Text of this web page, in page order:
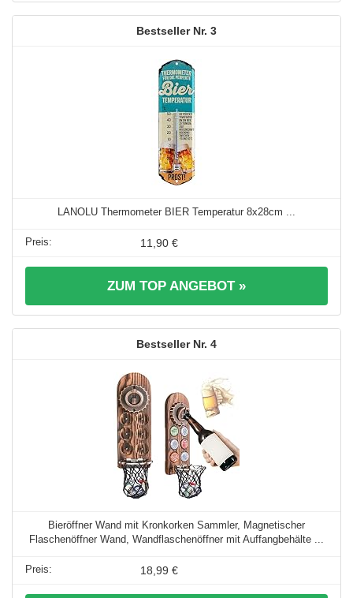
3
LANOLU Thermometer BIER Temperatur 8x28cm ...
11,90 €
ZUM TOP ANGEBOT »
4
Bieröffner Wand mit Kronkorken Sammler, Magnetischer
Flaschenöffner Wand, Wandflaschenöffner mit Auffangbehälte ...
18,99 €